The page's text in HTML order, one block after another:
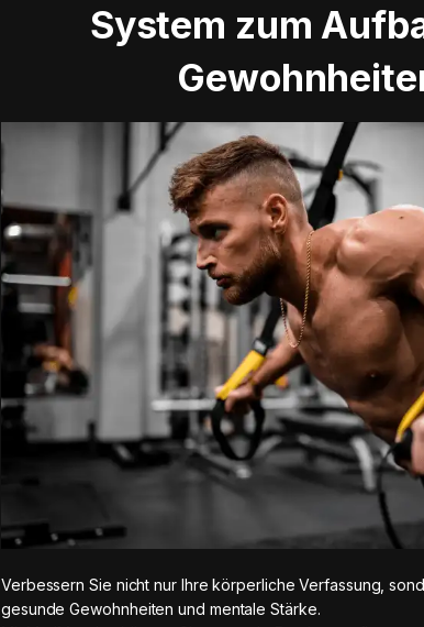
System zum
Verbessern Sie nicht nur Ihre körperliche Verfassung,
gesunde Gewohnheiten und mentale Stärke.